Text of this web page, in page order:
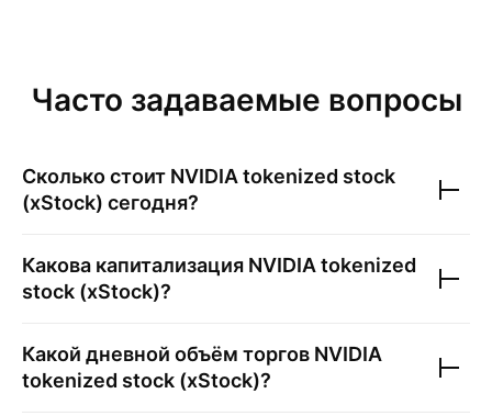
Часто задаваемые вопросы
Сколько стоит NVIDIA tokenized stock
(xStock) сегодня?
Какова капитализация NVIDIA tokenized
stock (xStock)?
Какой дневной объём торгов NVIDIA
tokenized stock (xStock)?